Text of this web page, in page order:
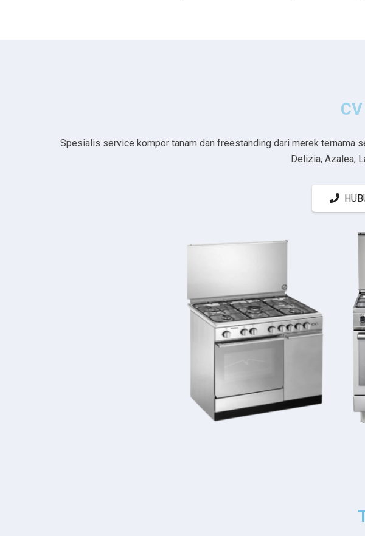
Spesialis service kompor tanam dan freestanding dari merek ternama
Delizia, Azalea,